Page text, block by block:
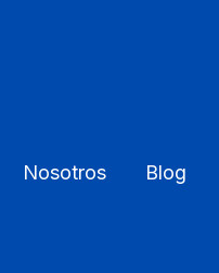
Nosotros Blog